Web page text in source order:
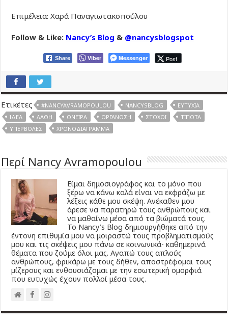
Επιμέλεια: Χαρά Παναγιωτακοπούλου
Follow & Like: Nancy’s Blog & @nancysblogspot
Share Viber Messenger Post
Ετικέτες #NANCYAVRAMOPOULOU NANCYSBLOG
ΕΥΤΥΧΊΑ
ΙΔΈΑ
ΛΆΘΗ ΌΝΕΙΡΑ ΟΡΓΆΝΩΣΗ ΣΤΌΧΟΙ
ΤΊΠΟΤΑ
ΥΠΕΡΒΟΛΈΣ
ΧΡΟΝΟΔΙΆΓΡΑΜΜΑ
Περί Nancy Avramopoulou
Είμαι δημοσιογράφος και το μόνο που
ξέρω να κάνω καλά είναι να εκφράζω με
λέξεις κάθε μου σκέψη. Ανέκαθεν μου
άρεσε να παρατηρώ τους ανθρώπους και
να μαθαίνω μέσα από τα βιώματά τους.
Το Νancy’s Βlog δημιουργήθηκε από την
έντονη επιθυμία μου να μοιραστώ τους προβληματισμούς
μου και τις σκέψεις μου πάνω σε κοινωνικά- καθημερινά
θέματα που ζούμε όλοι μας. Αγαπώ τους απλούς
ανθρώπους, φρικάρω με τους δήθεν, αποστρέφομαι τους
μίζερους και ενθουσιάζομαι με την εσωτερική ομορφιά
που ευτυχώς έχουν πολλοί μέσα τους.